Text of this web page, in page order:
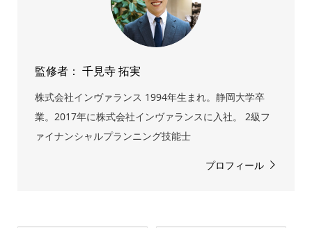
監修者： 千見寺 拓実
株式会社インヴァランス 1994年生まれ。静岡大学卒
業。2017年に株式会社インヴァランスに入社。 2級フ
ァイナンシャルプランニング技能士
プロフィール